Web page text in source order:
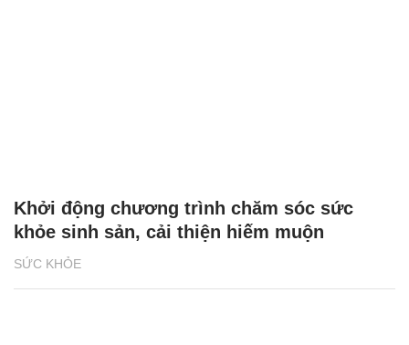
SỨC KHỎE
Khởi động chương trình chăm sóc sức
khỏe sinh sản, cải thiện hiếm muộn